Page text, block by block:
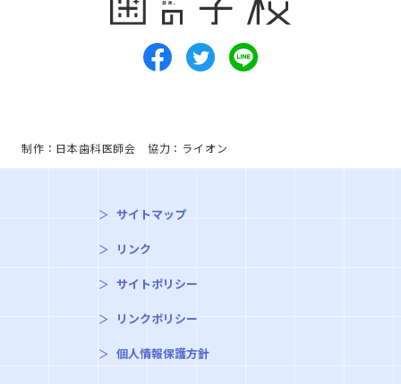
制作：日本歯科医師会 協力：ライオン
サイトマップ
リンク
サイトポリシー
リンクポリシー
個人情報保護方針